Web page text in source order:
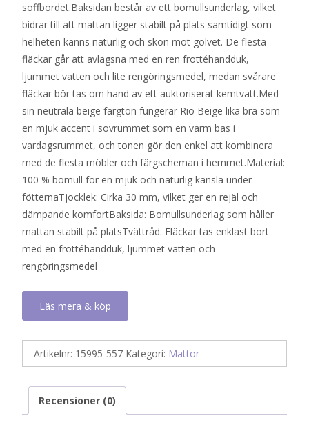
soffbordet.Baksidan består av ett bomullsunderlag, vilket
bidrar till att mattan ligger stabilt på plats samtidigt som
helheten känns naturlig och skön mot golvet. De flesta
fläckar går att avlägsna med en ren frottéhandduk,
ljummet vatten och lite rengöringsmedel, medan svårare
fläckar bör tas om hand av ett auktoriserat kemtvätt.Med
sin neutrala beige färgton fungerar Rio Beige lika bra som
en mjuk accent i sovrummet som en varm bas i
vardagsrummet, och tonen gör den enkel att kombinera
med de flesta möbler och färgscheman i hemmet.Material:
100 % bomull för en mjuk och naturlig känsla under
fötternaTjocklek: Cirka 30 mm, vilket ger en rejäl och
dämpande komfortBaksida: Bomullsunderlag som håller
mattan stabilt på platsTvättråd: Fläckar tas enklast bort
med en frottéhandduk, ljummet vatten och
rengöringsmedel
Läs mera & köp
Artikelnr: 15995-557 Kategori: Mattor
Recensioner (0)